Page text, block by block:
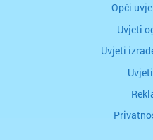
Opći
Uvjeti
Uvjeti